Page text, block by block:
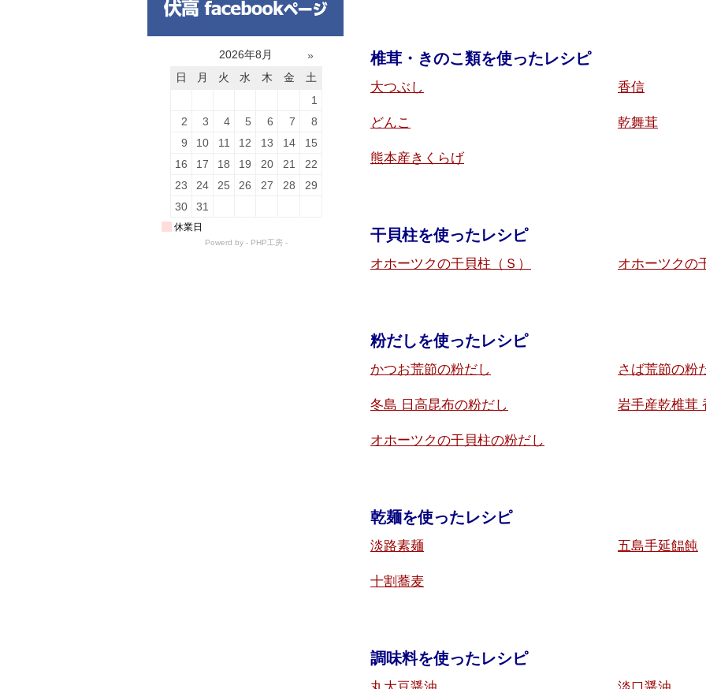
椎茸・きのこ類を使ったレシピ
大つぶし
どんこ
熊本産きくらげ
香信
乾舞茸
干貝柱を使ったレシピ
オホーツクの干貝柱（Ｓ） オホーツクの
粉だしを使ったレシピ
かつお荒節の粉だし
冬島 日高昆布の粉だし
オホーツクの干貝柱の粉だし
さば荒節の粉
岩手産乾椎茸
乾麺を使ったレシピ
淡路素麺
十割蕎麦
五島手延饂飩
調味料を使ったレシピ